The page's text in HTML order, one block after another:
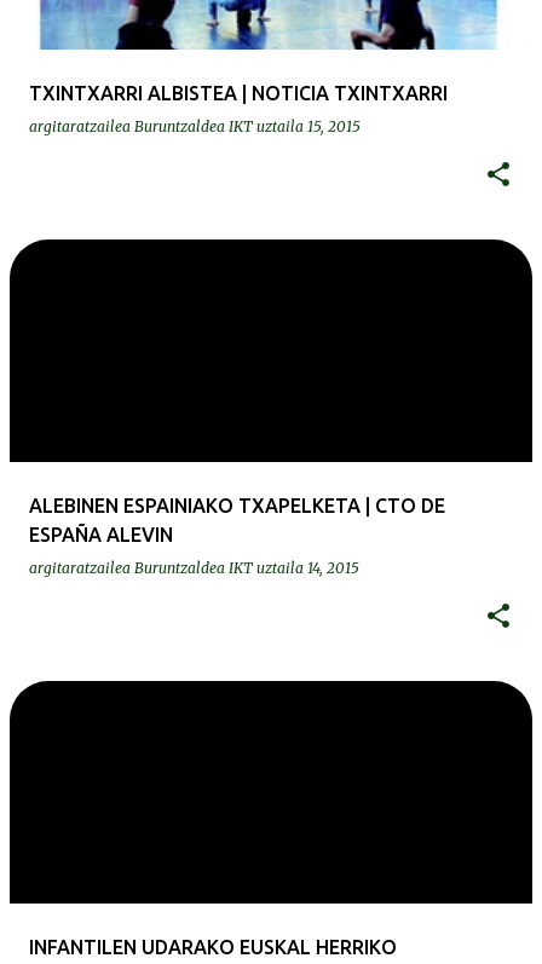
TXINTXARRI ALBISTEA | NOTICIA TXINTXARRI
argitaratzailea Buruntzaldea IKT uztaila 15, 2015
ALEBINEN ESPAINIAKO TXAPELKETA | CTO DE
ESPAÑA ALEVIN
argitaratzailea Buruntzaldea IKT uztaila 14, 2015
INFANTILEN UDARAKO EUSKAL HERRIKO